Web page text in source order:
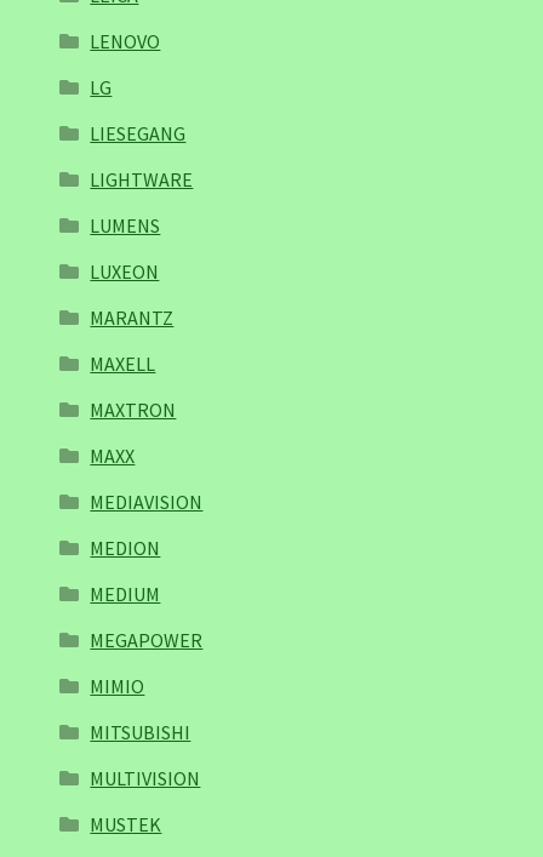
LENOVO
LG
LIESEGANG
LIGHTWARE
LUMENS
LUXEON
MARANTZ
MAXELL
MAXTRON
MAXX
MEDIAVISION
MEDION
MEDIUM
MEGAPOWER
MIMIO
MITSUBISHI
MULTIVISION
MUSTEK